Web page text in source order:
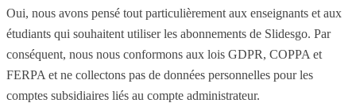
Oui, nous avons pensé tout particulièrement aux enseignants et aux
étudiants qui souhaitent utiliser les abonnements de Slidesgo. Par
conséquent, nous nous conformons aux lois GDPR, COPPA et
FERPA et ne collectons pas de données personnelles pour les
comptes subsidiaires liés au compte administrateur.